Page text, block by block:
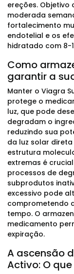
ereções. Objetivo
moderada
fortalecimento
endotelial e os
hidratado com 8-
Como
garantir a
Manter o Viagra
protege o
luz, que pode
degradam o
reduzindo sua
da luz solar
estrutura
extremas é
processos de
subprodutos
excessivo pode
comprometendo
tempo. O
medicamento
expiração.
A ascensão
Activo: O